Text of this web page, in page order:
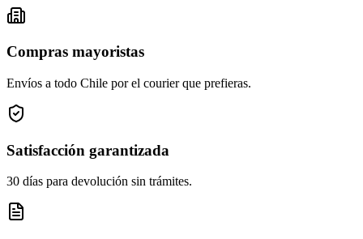
Compras mayoristas
Envíos a todo Chile por el courier que prefieras.
Satisfacción garantizada
30 días para devolución sin trámites.